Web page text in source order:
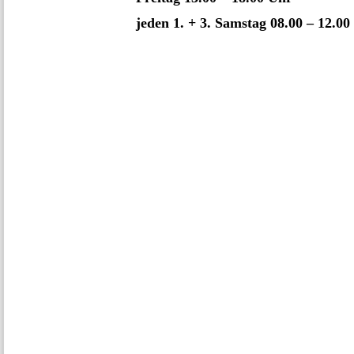
jeden 1. + 3. Samstag 08.00 –